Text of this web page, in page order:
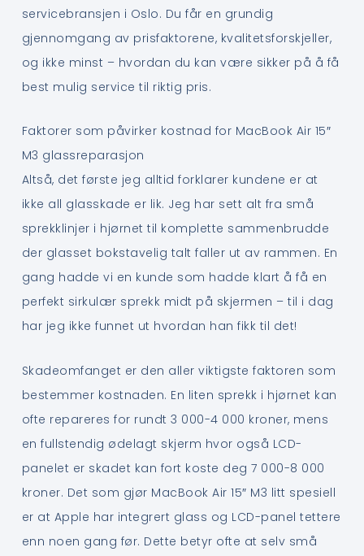
servicebransjen i Oslo. Du får en grundig
gjennomgang av prisfaktorene, kvalitetsforskjeller,
og ikke minst – hvordan du kan være sikker på å få
best mulig service til riktig pris.
Faktorer som påvirker kostnad for MacBook Air 15″
M3 glassreparasjon
Altså, det første jeg alltid forklarer kundene er at
ikke all glasskade er lik. Jeg har sett alt fra små
sprekklinjer i hjørnet til komplette sammenbrudde
der glasset bokstavelig talt faller ut av rammen. En
gang hadde vi en kunde som hadde klart å få en
perfekt sirkulær sprekk midt på skjermen – til i dag
har jeg ikke funnet ut hvordan han fikk til det!
Skadeomfanget er den aller viktigste faktoren som
bestemmer kostnaden. En liten sprekk i hjørnet kan
ofte repareres for rundt 3 000-4 000 kroner, mens
en fullstendig ødelagt skjerm hvor også LCD-
panelet er skadet kan fort koste deg 7 000-8 000
kroner. Det som gjør MacBook Air 15″ M3 litt spesiell
er at Apple har integrert glass og LCD-panel tettere
enn noen gang før. Dette betyr ofte at selv små